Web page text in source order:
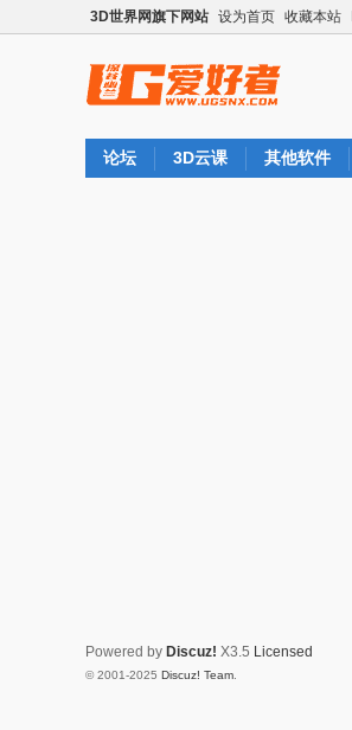
3D世界网旗下网站 设为首页 收藏本站
论坛 3D云课 其他软件
Powered by Discuz! X3.5 Licensed
© 2001-2025 Discuz! Team